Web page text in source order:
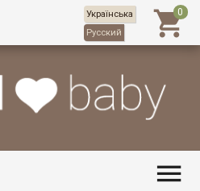


Українська
Русский